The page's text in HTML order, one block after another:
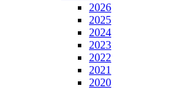
2026
2025
2024
2023
2022
2021
2020